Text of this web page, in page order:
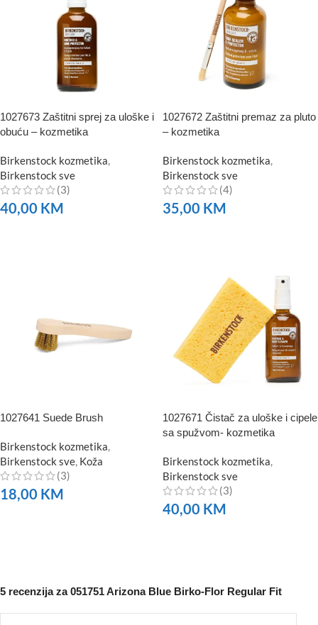
1027673 Zaštitni sprej za uloške i
obuću – kozmetika
Birkenstock kozmetika,
Birkenstock sve
(3)
40,00 KM
1027672 Zaštitni premaz za pluto
– kozmetika
Birkenstock kozmetika,
Birkenstock sve
(4)
35,00 KM
1027641 Suede Brush
Birkenstock kozmetika,
Birkenstock sve, Koža
(3)
18,00 KM
1027671 Čistač za uloške i cipele
sa spužvom- kozmetika
Birkenstock kozmetika,
Birkenstock sve
(3)
40,00 KM
5 recenzija za051751 Arizona Blue Birko-Flor Regular Fit